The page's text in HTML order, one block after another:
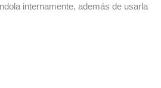
internamente, además de usarla